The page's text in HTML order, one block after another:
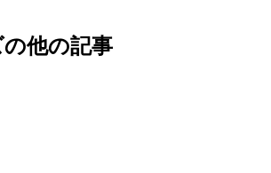
他の記事